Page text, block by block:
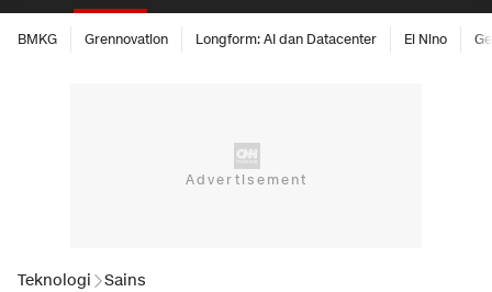
BMKG Grennovation Longform: AI dan Datacenter El Nino
Teknologi Sains